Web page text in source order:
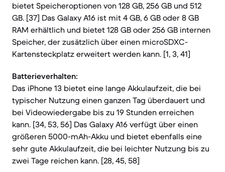
bietet Speicheroptionen von 128 GB, 256 GB und 512
GB. [37] Das Galaxy A16 ist mit 4 GB, 6 GB oder 8 GB
RAM erhältlich und bietet 128 GB oder 256 GB internen
Speicher, der zusätzlich über einen microSDXC-
Kartensteckplatz erweitert werden kann. [1, 3, 41]
Batterieverhalten:
Das iPhone 13 bietet eine lange Akkulaufzeit, die bei
typischer Nutzung einen ganzen Tag überdauert und
bei Videowiedergabe bis zu 19 Stunden erreichen
kann. [34, 53, 56] Das Galaxy A16 verfügt über einen
größeren 5000-mAh-Akku und bietet ebenfalls eine
sehr gute Akkulaufzeit, die bei leichter Nutzung bis zu
zwei Tage reichen kann. [28, 45, 58]